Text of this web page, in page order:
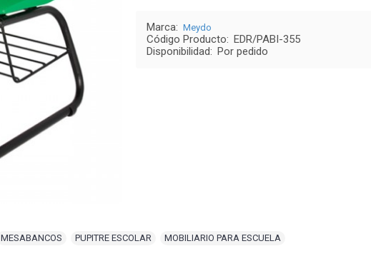
Marca: Meydo
Código Producto: EDR/PABI-355
Disponibilidad: Por pedido
MESABANCOS PUPITRE ESCOLAR MOBILIARIO PARA ESCUELA